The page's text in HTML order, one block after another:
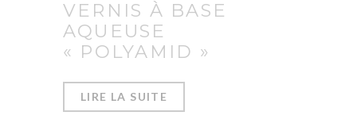
VERNIS À BASE
AQUEUSE
« POLYAMID »
LIRE LA SUITE